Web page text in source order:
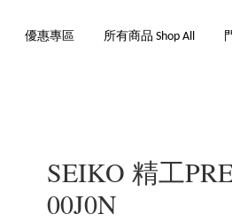
優惠專區 所有商品 Shop All
SEIKO 精工
00J0N